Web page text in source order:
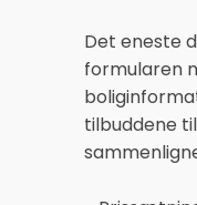
Det eneste
formularen
tilbuddene